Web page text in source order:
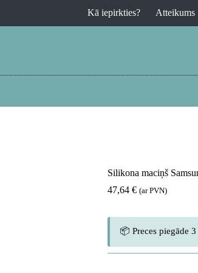
Kā iepirkties? Atteikums
Silikona maciņš
47,64 € (ar PVN)
📦 Preces piegāde